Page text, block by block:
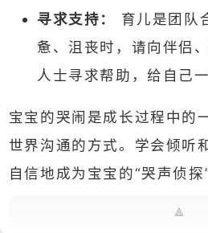
寻求支持：
育儿是团队
惫、沮丧时，请向伴侣
人士寻求帮助，给自己
宝宝的哭闹是成长过程中的
世界沟通的方式。学会倾听
自信地成为宝宝的“哭声侦探”